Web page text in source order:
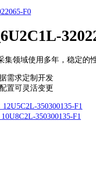
集领域使用多年，稳定的
需求定制开发
置可灵活变更
350300135-F1
350300135-F1